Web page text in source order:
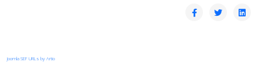
Joomla SEF URLs by Artio